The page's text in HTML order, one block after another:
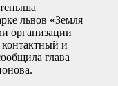
львов «Земля
организации
и
глава